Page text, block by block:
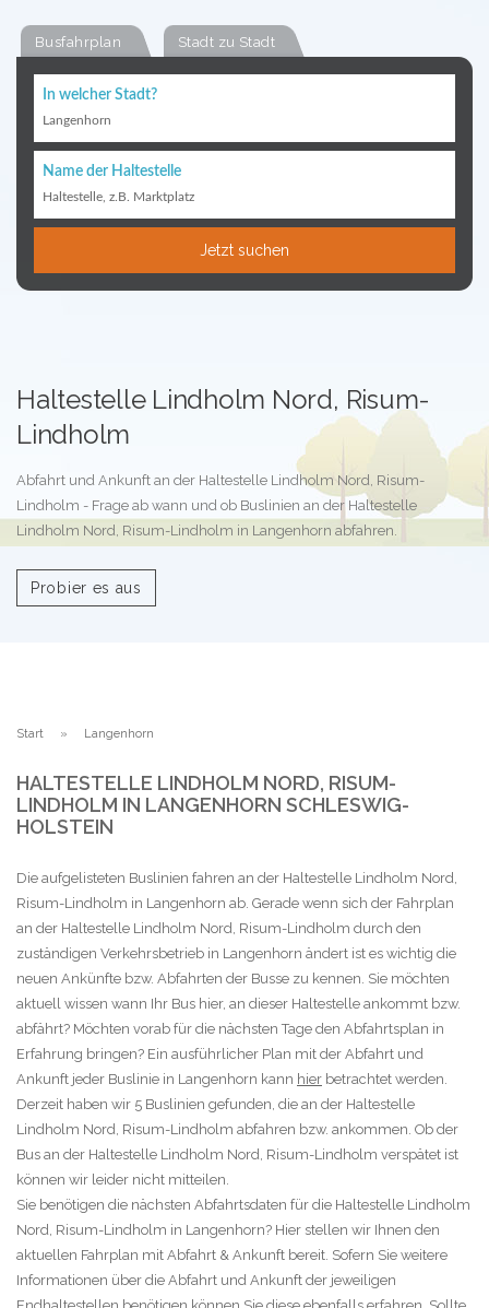
Busfahrplan Stadt zu Stadt
In welcher Stadt?
Langenhorn
Name der Haltestelle
Haltestelle, z.B. Marktplatz
Jetzt suchen
Haltestelle Lindholm Nord, Risum-
Lindholm
Abfahrt und Ankunft an der Haltestelle Lindholm Nord, Risum-
Lindholm - Frage ab wann und ob Buslinien an der Haltestelle
Lindholm Nord, Risum-Lindholm in Langenhorn abfahren.
Probier es aus
Start Langenhorn
HALTESTELLE LINDHOLM NORD, RISUM-
LINDHOLM IN LANGENHORN SCHLESWIG-
HOLSTEIN
Die aufgelisteten Buslinien fahren an der Haltestelle Lindholm Nord,
Risum-Lindholm in Langenhorn ab. Gerade wenn sich der Fahrplan
an der Haltestelle Lindholm Nord, Risum-Lindholm durch den
zuständigen Verkehrsbetrieb in Langenhorn ändert ist es wichtig die
neuen Ankünfte bzw. Abfahrten der Busse zu kennen. Sie möchten
aktuell wissen wann Ihr Bus hier, an dieser Haltestelle ankommt bzw.
abfährt? Möchten vorab für die nächsten Tage den Abfahrtsplan in
Erfahrung bringen? Ein ausführlicher Plan mit der Abfahrt und
Ankunft jeder Buslinie in Langenhorn kann hier betrachtet werden.
Derzeit haben wir 5 Buslinien gefunden, die an der Haltestelle
Lindholm Nord, Risum-Lindholm abfahren bzw. ankommen. Ob der
Bus an der Haltestelle Lindholm Nord, Risum-Lindholm verspätet ist
können wir leider nicht mitteilen.
Sie benötigen die nächsten Abfahrtsdaten für die Haltestelle Lindholm
Nord, Risum-Lindholm in Langenhorn? Hier stellen wir Ihnen den
aktuellen Fahrplan mit Abfahrt & Ankunft bereit. Sofern Sie weitere
Informationen über die Abfahrt und Ankunft der jeweiligen